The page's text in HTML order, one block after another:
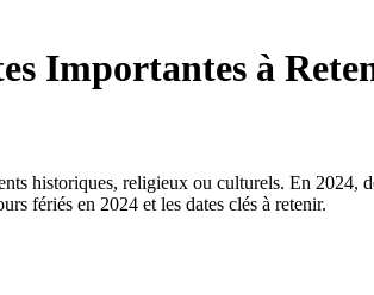
Importantes à
historiques, religieux ou culturels. En
fériés en 2024 et les dates clés à retenir.